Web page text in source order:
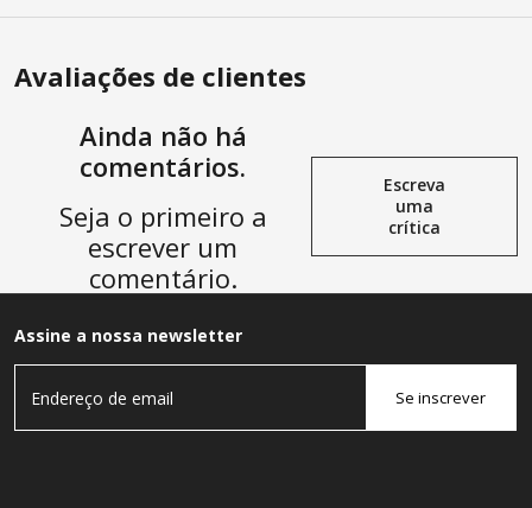
Avaliações de clientes
Ainda não há
comentários.
Seja o primeiro a
escrever um
comentário.
Escreva
uma
crítica
Assine a nossa newsletter
Se inscrever